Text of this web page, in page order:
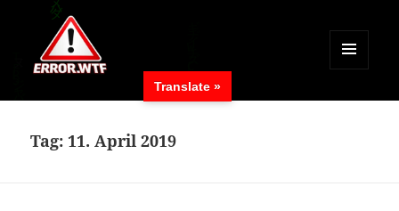
MENÜ
WIDGETS
Tag: 11. April 2019
Translate »